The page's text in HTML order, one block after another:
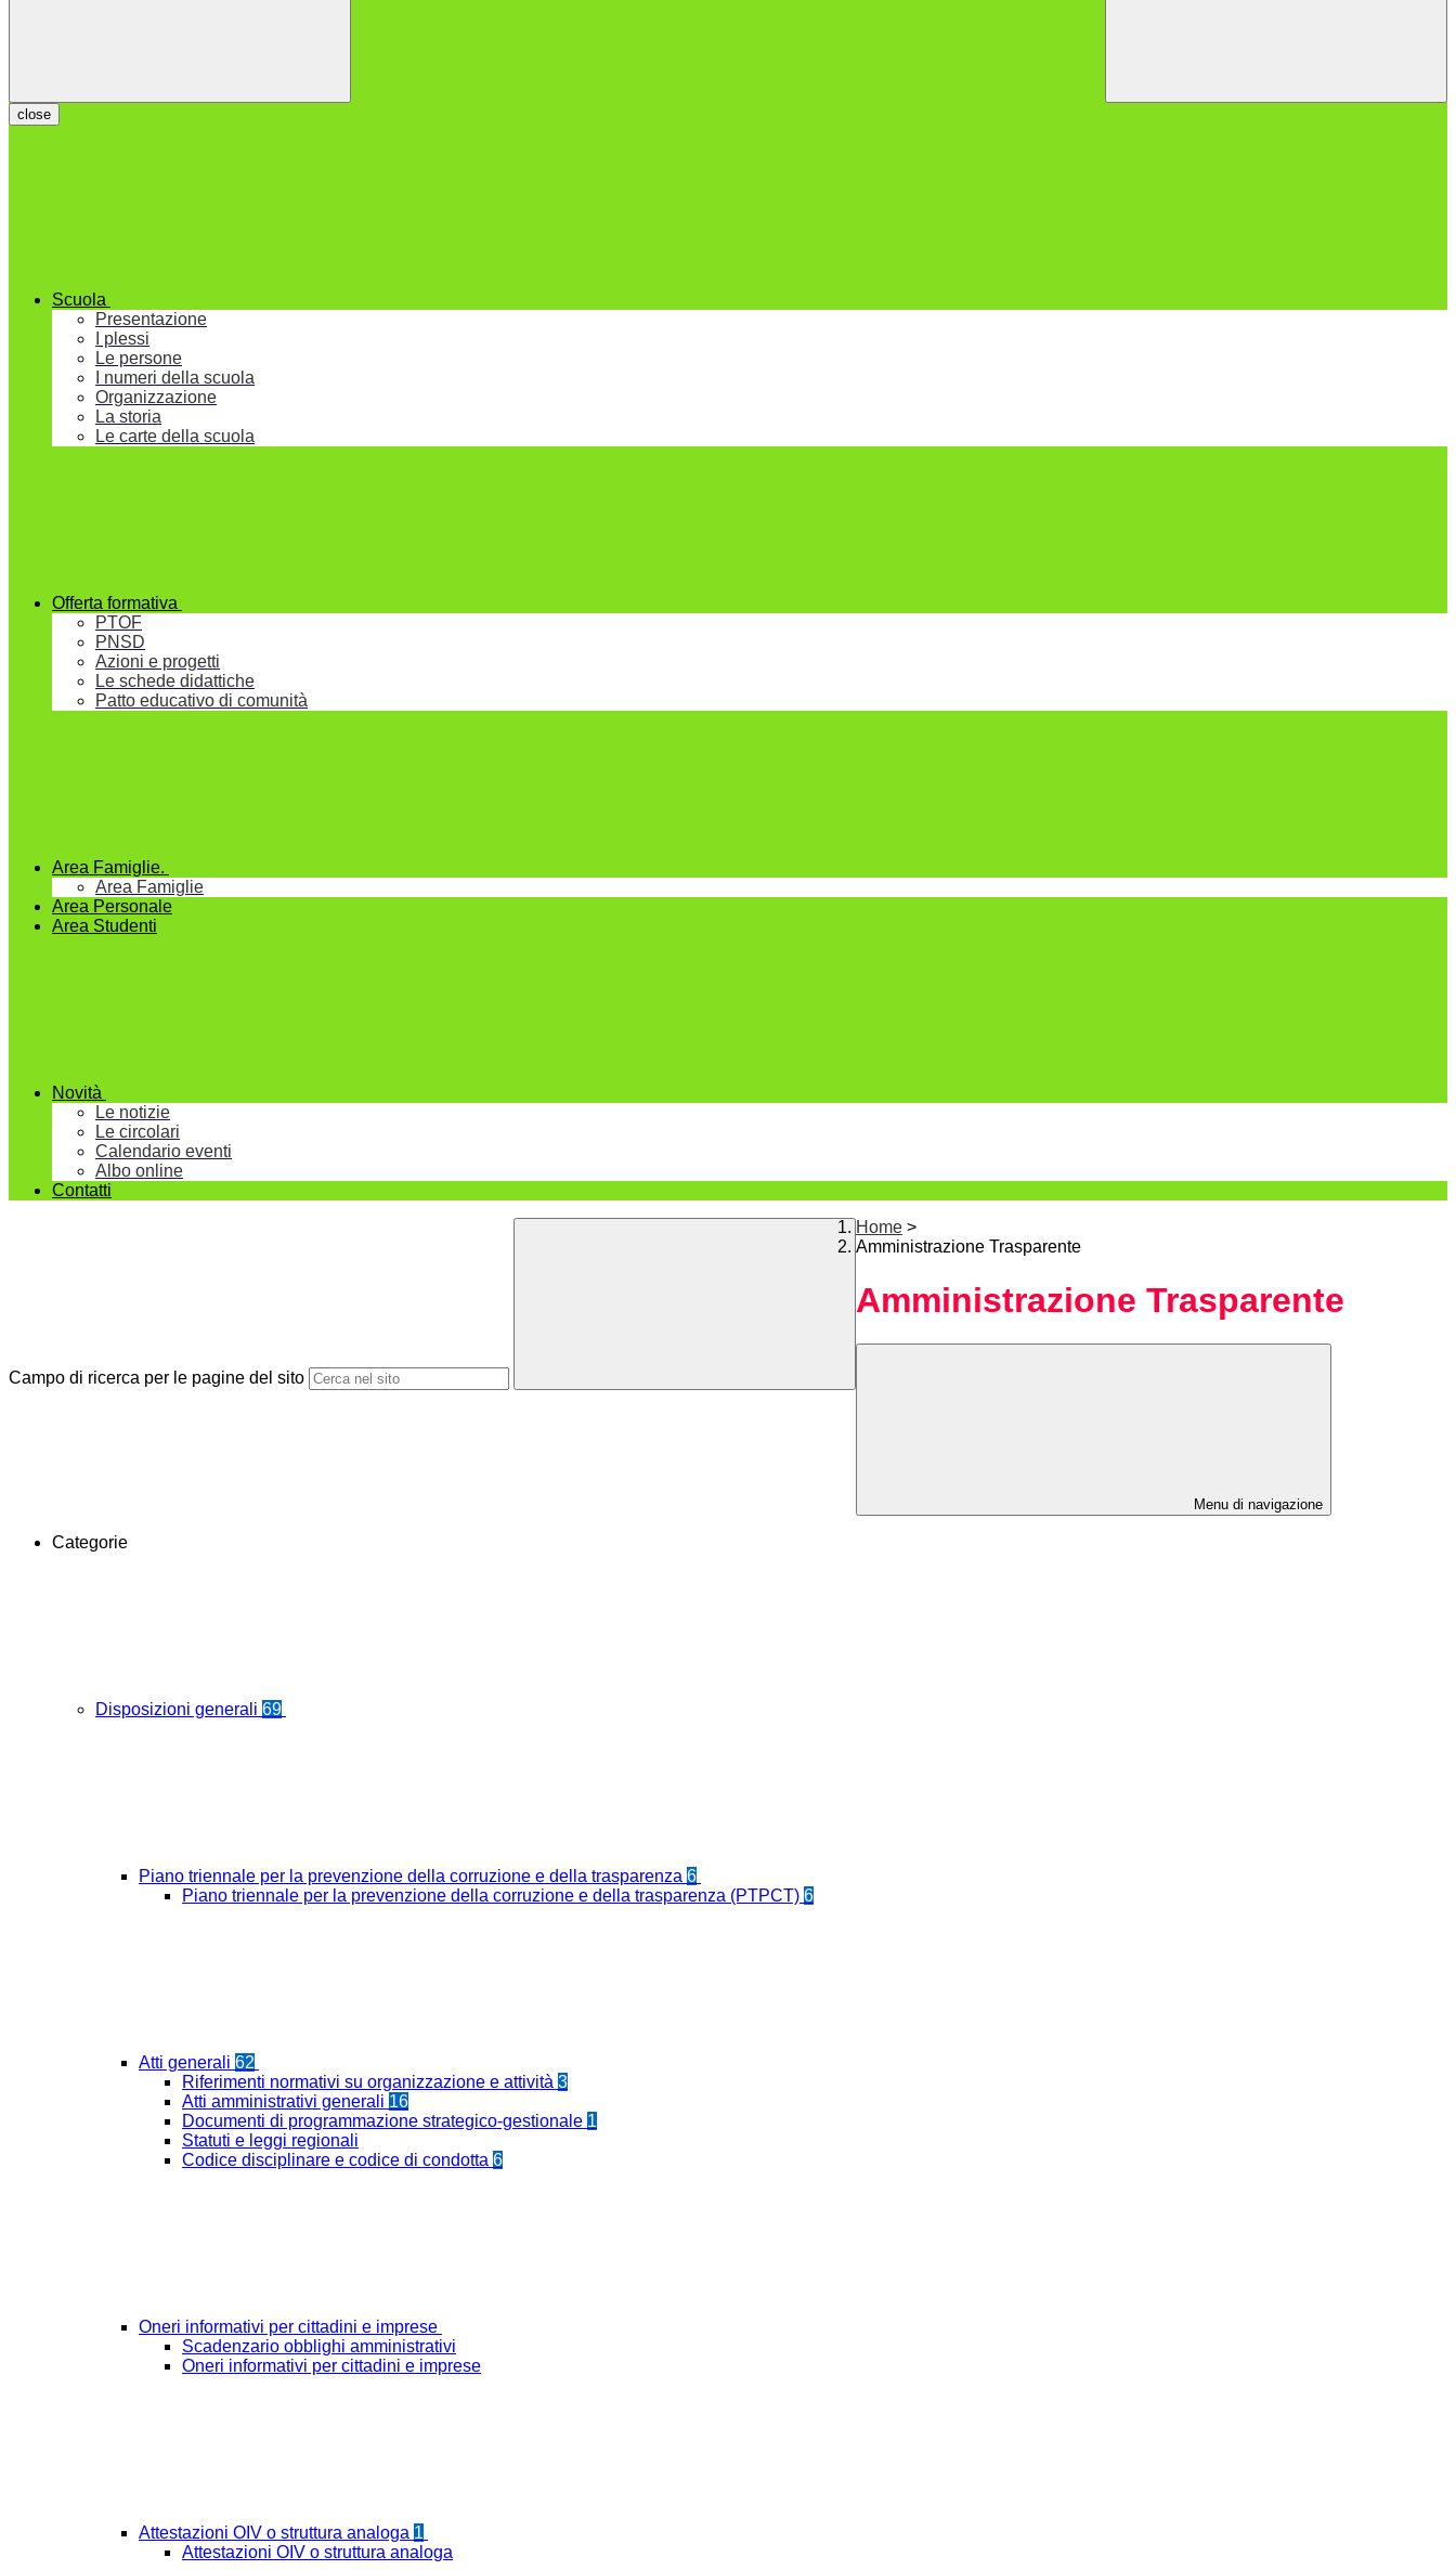
close
Scuola
Presentazione
I plessi
Le persone
I numeri della scuola
Organizzazione
La storia
Le carte della scuola
Offerta formativa
PTOF
PNSD
Azioni e progetti
Le schede didattiche
Patto educativo di comunità
Area Famiglie.
Area Famiglie
Area Personale
Area Studenti
Novità
Le notizie
Le circolari
Calendario eventi
Albo online
Contatti
Campo di ricerca per le pagine del sito
Home >
Amministrazione Trasparente
Amministrazione Trasparente
Menu di navigazione
Categorie
Disposizioni generali 69
Piano triennale per la prevenzione della corruzione e della trasparenza 6
Piano triennale per la prevenzione della corruzione e della trasparenza (PTPCT) 6
Atti generali 62
Riferimenti normativi su organizzazione e attività 3
Atti amministrativi generali 16
Documenti di programmazione strategico-gestionale 1
Statuti e leggi regionali
Codice disciplinare e codice di condotta 6
Oneri informativi per cittadini e imprese
Scadenzario obblighi amministrativi
Oneri informativi per cittadini e imprese
Attestazioni OIV o struttura analoga 1
Attestazioni OIV o struttura analoga